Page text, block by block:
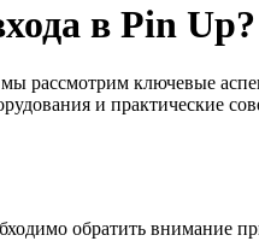
в Pin Up?
рассмотрим ключевые
и практические
обратить внимание